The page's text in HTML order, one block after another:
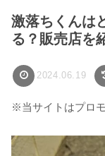
激落ちくんは
る？販売店を
2024.06.19
※当サイトはプロ